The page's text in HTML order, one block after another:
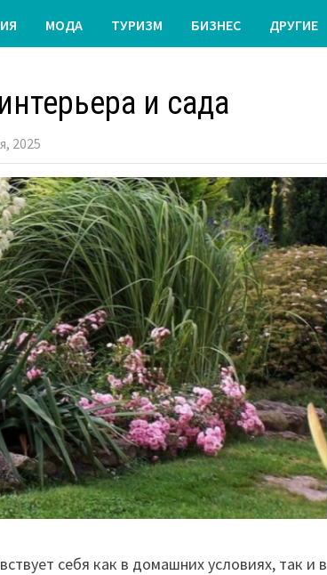
МОДА ТУРИЗМ БИЗНЕС ДРУГИЕ
и сада
2025
себя как в домашних условиях, так и в